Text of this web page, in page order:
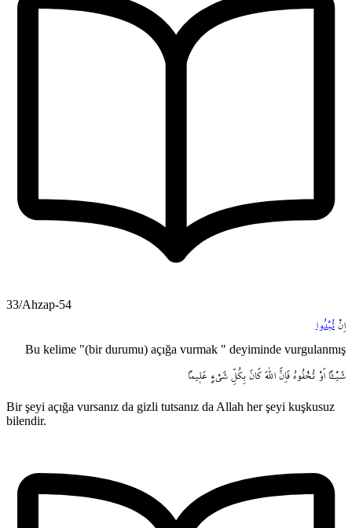
33/Ahzap-54
اِنْ تُبْدُوا
Bu kelime "(bir durumu) açığa vurmak " deyiminde vurgulanmış
شَيْـٔاً اَوْ تُخْفُوهُ فَاِنَّ اللّٰهَ كَانَ بِكُلِّ شَيْءٍ عَل۪يماً
Bir şeyi açığa vursanız da gizli tutsanız da Allah her şeyi kuşkusuz
bilendir.